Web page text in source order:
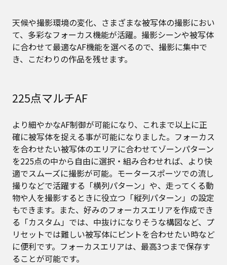
天候や撮影環境の変化、さまざまな被写体の撮影におい
て、多彩なフォーカス機能が活躍。撮影シーンや被写体
に合わせて最適なAF機能を選べるので、撮影に集中で
き、こだわりの作品を残せます。
225点マルチAF
より細やかなAF制御が可能になり、これまで以上に正
確に被写体を捉える事が可能になりました。フォーカス
を合わせたい被写体のエリアに合わせてゾーンパターン
を225点の中から自由に選択・組み合わせれば、より快
適でスムーズに撮影が可能。モータースポーツでの流し
撮りなどで活躍する「横列パターン」や、走ってくる動
物や人を撮影するときに役立つ「縦列パターン」の設定
もできます。また、好みのフォーカスエリアを作成でき
る「カスタム」では、中抜けになりそうな構図など、プ
リセットでは難しい被写体にピントを合わせたい時など
に便利です。フォーカスエリアは、最高3つまで保存す
ることが可能です。